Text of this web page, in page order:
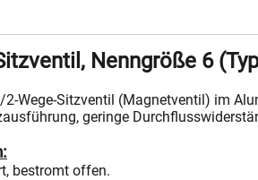
Nenngröße 6
2-Wege-Sitzventil (Magnetventil) im
geringe
bestromt offen.